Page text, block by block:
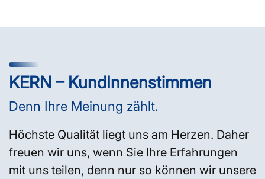
KERN – KundInnenstimmen
Denn Ihre Meinung zählt.
Höchste Qualität liegt uns am Herzen. Daher
freuen wir uns, wenn Sie Ihre Erfahrungen
mit uns teilen, denn nur so können wir unsere